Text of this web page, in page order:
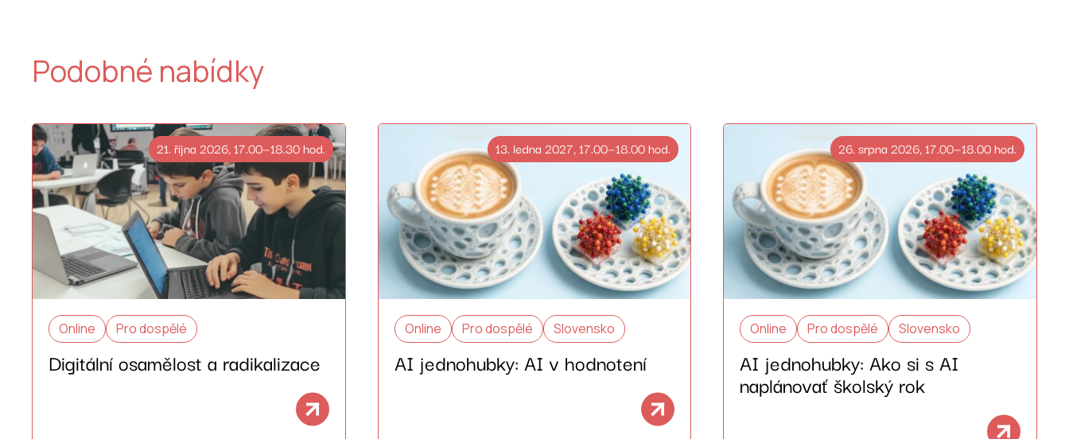
Podobné nabídky
21. října 2026, 17.00—18.30 hod.
Online Pro dospělé
Digitální osamělost a radikalizace
13. ledna 2027, 17.00—18.00 hod.
Online Pro dospělé Slovensko
AI jednohubky: AI v hodnotení
26. srpna 2026, 17.00—18.00 hod.
Online Pro dospělé Slovensko
AI jednohubky: Ako si s AI
naplánovať školský rok